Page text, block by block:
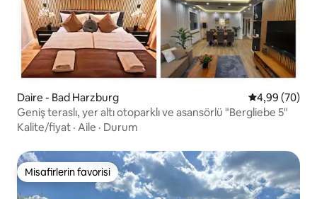
Daire - Bad Harzburg 5 üzerinden
4,99 (70)
Geniş teraslı, yer altı otoparklı ve asansörlü "Bergliebe 5"
Kalite/fiyat · Aile · Durum
Misafirlerin favorisi
Misafirlerin favorisi